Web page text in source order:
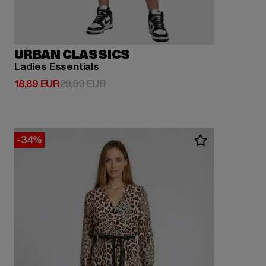
URBAN CLASSICS
Ladies Essentials
18,89 EUR
Prix courant: 18,89 EUR
29,99 EURPrix en promotion: 29,99 EUR
-34%